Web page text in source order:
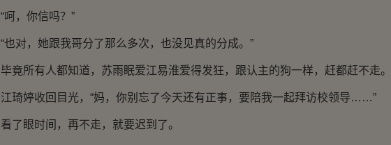
“呵，你信吗？”
“也对，她跟我哥分了那么多次，也没见真的分成。”
毕竟所有人都知道，苏雨眠爱江易淮爱得发狂，跟认主的狗一样，赶都赶不走。
江琦婷收回目光，“妈，你别忘了今天还有正事，要陪我一起拜访校领导……”
看了眼时间，再不走，就要迟到了。